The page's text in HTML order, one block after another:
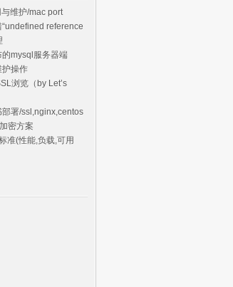
维护/mac port
reference
mysql服务器端
护操作
浏览（by Let’s
部署/ssl,nginx,centos
密方案
准(性能,负载,可用